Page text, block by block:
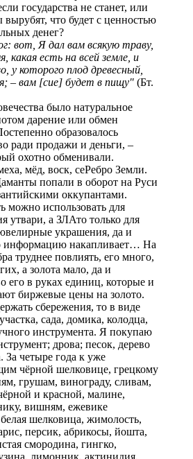
государства не станет, или
что будет с ценностью
денег?
вот, Я дал вам всякую траву,
какая есть на всей земле, и
у которого плод древесный,
– вам [сие] будет в пищу" (Бт.
было натуральное
дарение или обмен
образовалось
ради продажи и деньги, –
охотно обменивали.
мёд, воск, сеРебро Земли.
попали в оборот на Руси
оккупантами.
можно использовать для
утвари, а ЗЛАто только для
украшения, да и
информацию накапливает… На
труднее повлиять, его много,
а золота мало, да и
его в руках единиц, которые и
биржевые цены на золото.
сбережения, то в виде
сада, домика, колодца,
инструмента. Я покупаю
дрова; песок, дерево
За четыре года к уже
чёрной шелковице, грецкому
грушам, винограду, сливам,
и красной, малине,
вишням, ежевике
шелковица, жимолость,
персик, абрикосы, йошта,
смородина, гингко,
лимонник, актинидия,